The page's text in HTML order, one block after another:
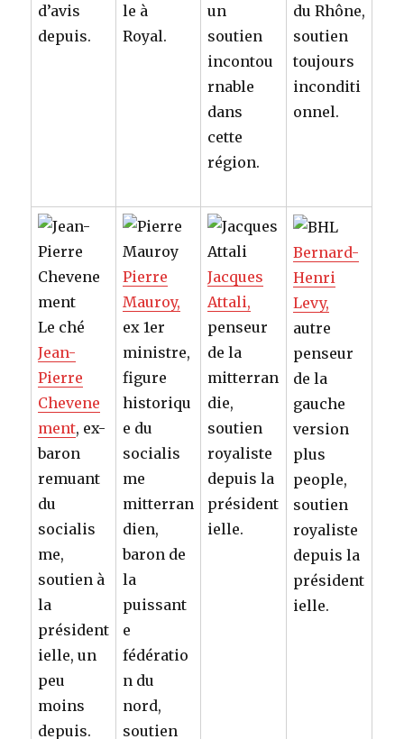
d’avis
depuis.
le à
Royal.
un
soutien
incontou
rnable
dans
cette
région.
du Rhône,
soutien
toujours
inconditi
onnel.
Le ché
Jean-
Pierre
Chevene
ment, ex-
baron
remuant
du
socialis
me,
soutien à
la
président
ielle, un
peu
moins
depuis.
Pierre
Mauroy,
ex 1er
ministre,
figure
historiqu
e du
socialis
me
mitterran
dien,
baron de
la
puissant
e
fédératio
n du
nord,
soutien
Jacques
Attali,
penseur
de la
mitterran
die,
soutien
royaliste
depuis la
président
ielle.
Bernard-
Henri
Levy,
autre
penseur
de la
gauche
version
plus
people,
soutien
royaliste
depuis la
président
ielle.